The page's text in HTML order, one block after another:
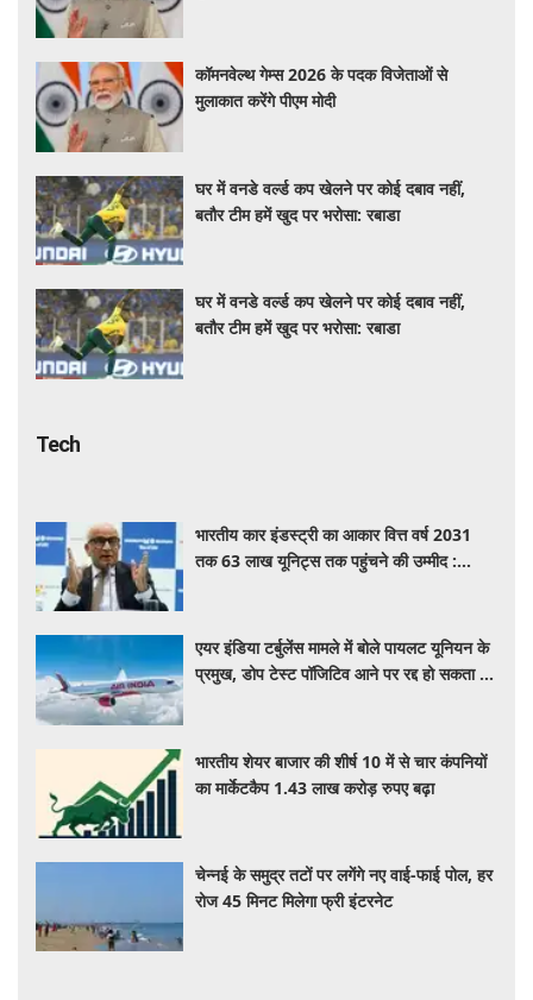
कॉमनवेल्थ गेम्स 2026 के पदक विजेताओं से
मुलाकात करेंगे पीएम मोदी
घर में वनडे वर्ल्ड कप खेलने पर कोई दबाव नहीं,
बतौर टीम हमें खुद पर भरोसा: रबाडा
घर में वनडे वर्ल्ड कप खेलने पर कोई दबाव नहीं,
बतौर टीम हमें खुद पर भरोसा: रबाडा
Tech
भारतीय कार इंडस्ट्री का आकार वित्त वर्ष 2031
तक 63 लाख यूनिट्स तक पहुंचने की उम्मीद :
एयर इंडिया टर्बुलेंस मामले में बोले पायलट यूनियन के
प्रमुख, डोप टेस्ट पॉजिटिव आने पर रद्द हो सकता है
भारतीय शेयर बाजार की शीर्ष 10 में से चार कंपनियों
का मार्केटकैप 1.43 लाख करोड़ रुपए बढ़ा
चेन्नई के समुद्र तटों पर लगेंगे नए वाई-फाई पोल, हर
रोज 45 मिनट मिलेगा फ्री इंटरनेट